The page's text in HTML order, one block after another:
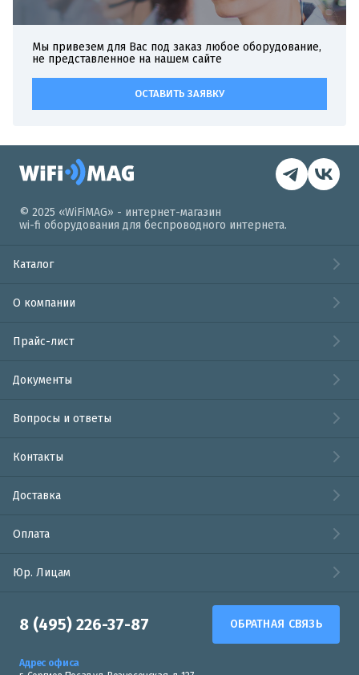
Мы привезем для Вас под заказ любое оборудование,
не представленное на нашем сайте
ОСТАВИТЬ ЗАЯВКУ
© 2025 «WiFiMAG» - интернет-магазин
wi-fi оборудования для беспроводного интернета.
Каталог
О компании
Прайс-лист
Документы
Вопросы и ответы
Контакты
Доставка
Оплата
Юр. Лицам
8 (495) 226-37-87 ОБРАТНАЯ СВЯЗЬ
Адрес офиса